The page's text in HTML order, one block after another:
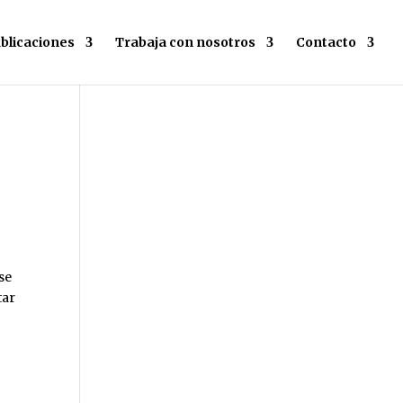
Trabaja con nosotros Contacto